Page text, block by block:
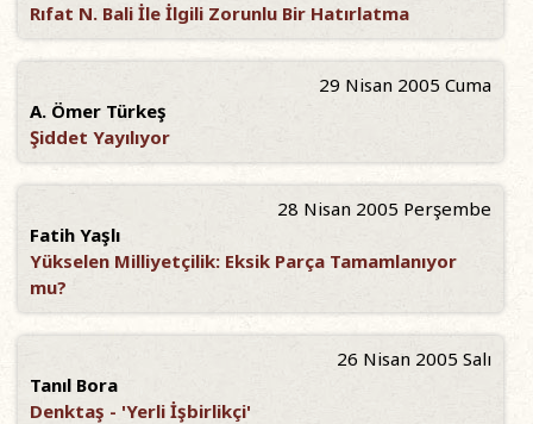
Rıfat N. Bali İle İlgili Zorunlu Bir Hatırlatma
29 Nisan 2005 Cuma
A. Ömer Türkeş
Şiddet Yayılıyor
28 Nisan 2005 Perşembe
Fatih Yaşlı
Yükselen Milliyetçilik: Eksik Parça Tamamlanıyor
mu?
26 Nisan 2005 Salı
Tanıl Bora
Denktaş - 'Yerli İşbirlikçi'